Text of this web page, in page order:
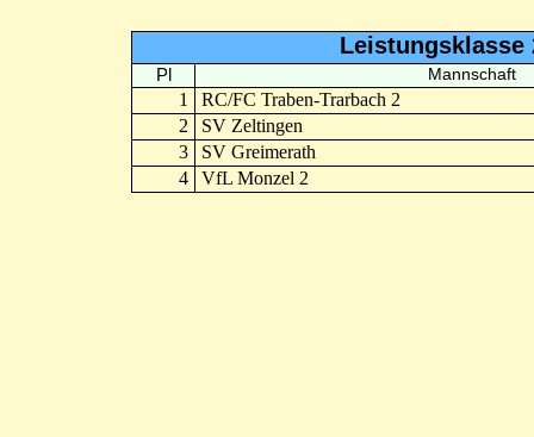
Leistungsklasse
Pl Mannschaft
1
RC/FC Traben-Trarbach 2
2
SV Zeltingen
3
SV Greimerath
4
VfL Monzel 2